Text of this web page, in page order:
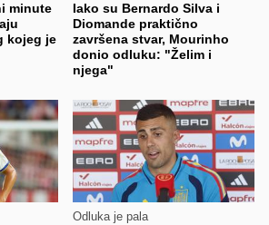
minute
kojeg je
Iako su Bernardo Silva i
Diomande praktično
završena stvar, Mourinho
donio odluku: "Želim i
njega"
Odluka je pala